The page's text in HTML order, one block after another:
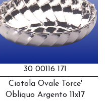
30 00116 171
Ciotola Ovale Torce'
Obliquo Argento 11x17